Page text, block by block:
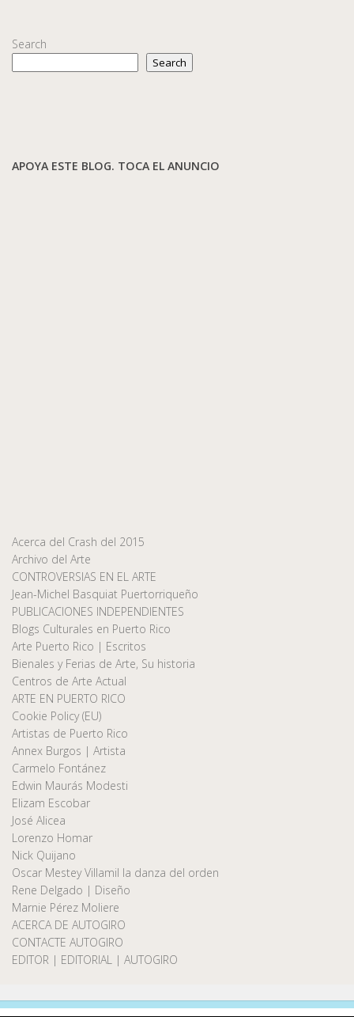
Search
Search
APOYA ESTE BLOG. TOCA EL ANUNCIO
Acerca del Crash del 2015
Archivo del Arte
CONTROVERSIAS EN EL ARTE
Jean-Michel Basquiat Puertorriqueño
PUBLICACIONES INDEPENDIENTES
Blogs Culturales en Puerto Rico
Arte Puerto Rico | Escritos
Bienales y Ferias de Arte, Su historia
Centros de Arte Actual
ARTE EN PUERTO RICO
Cookie Policy (EU)
Artistas de Puerto Rico
Annex Burgos | Artista
Carmelo Fontánez
Edwin Maurás Modesti
Elizam Escobar
José Alicea
Lorenzo Homar
Nick Quijano
Oscar Mestey Villamil la danza del orden
Rene Delgado | Diseño
Marnie Pérez Moliere
ACERCA DE AUTOGIRO
CONTACTE AUTOGIRO
EDITOR | EDITORIAL | AUTOGIRO